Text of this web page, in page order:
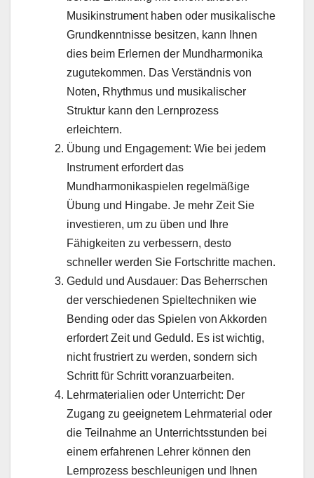
Musikinstrument haben oder musikalische
Grundkenntnisse besitzen, kann Ihnen
dies beim Erlernen der Mundharmonika
zugutekommen. Das Verständnis von
Noten, Rhythmus und musikalischer
Struktur kann den Lernprozess
erleichtern.
Übung und Engagement: Wie bei jedem
Instrument erfordert das
Mundharmonikaspielen regelmäßige
Übung und Hingabe. Je mehr Zeit Sie
investieren, um zu üben und Ihre
Fähigkeiten zu verbessern, desto
schneller werden Sie Fortschritte machen.
Geduld und Ausdauer: Das Beherrschen
der verschiedenen Spieltechniken wie
Bending oder das Spielen von Akkorden
erfordert Zeit und Geduld. Es ist wichtig,
nicht frustriert zu werden, sondern sich
Schritt für Schritt voranzuarbeiten.
Lehrmaterialien oder Unterricht: Der
Zugang zu geeignetem Lehrmaterial oder
die Teilnahme an Unterrichtsstunden bei
einem erfahrenen Lehrer können den
Lernprozess beschleunigen und Ihnen